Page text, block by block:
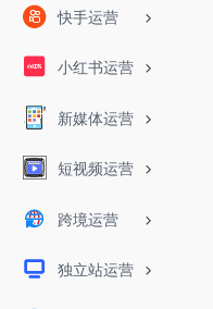
快手运营
小红书运营
新媒体运营
短视频运营
跨境运营
独立站运营